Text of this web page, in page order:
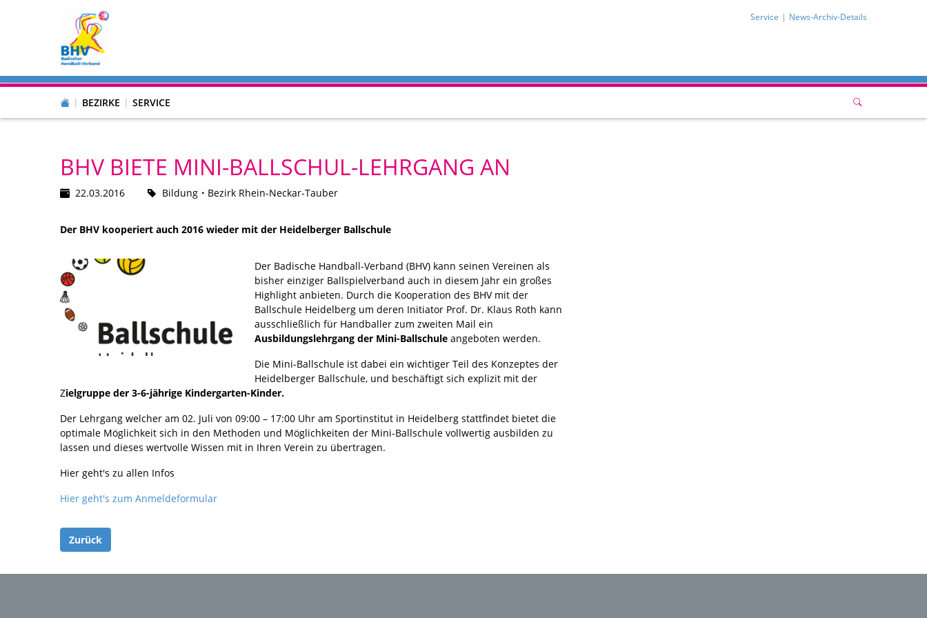
Service News-Archiv-Details
BEZIRKE SERVICE
BHV BIETE MINI-BALLSCHUL-LEHRGANG AN
22.03.2016 Bildung Bezirk Rhein-Neckar-Tauber
Der BHV kooperiert auch 2016 wieder mit der Heidelberger Ballschule
Der Badische Handball-Verband (BHV) kann seinen Vereinen als
bisher einziger Ballspielverband auch in diesem Jahr ein großes
Highlight anbieten. Durch die Kooperation des BHV mit der
Ballschule Heidelberg um deren Initiator Prof. Dr. Klaus Roth kann
ausschließlich für Handballer zum zweiten Mail ein
Ausbildungslehrgang der Mini-Ballschule angeboten werden.
Die Mini-Ballschule ist dabei ein wichtiger Teil des Konzeptes der
Heidelberger Ballschule, und beschäftigt sich explizit mit der
Zielgruppe der 3-6-jährige Kindergarten-Kinder.
Der Lehrgang welcher am 02. Juli von 09:00 – 17:00 Uhr am Sportinstitut in Heidelberg stattfindet bietet die
optimale Möglichkeit sich in den Methoden und Möglichkeiten der Mini-Ballschule vollwertig ausbilden zu
lassen und dieses wertvolle Wissen mit in Ihren Verein zu übertragen.
Hier geht's zu allen Infos
Hier geht's zum Anmeldeformular
Zurück